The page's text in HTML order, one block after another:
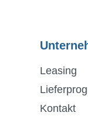
Leasing
Kontakt